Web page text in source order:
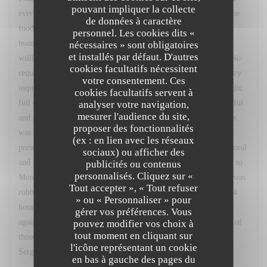
pouvant impliquer la collecte
de données à caractère
personnel. Les cookies dits «
nécessaires » sont obligatoires
et installés par défaut. D'autres
cookies facultatifs nécessitent
votre consentement. Ces
cookies facultatifs servent à
analyser votre navigation,
mesurer l'audience du site,
proposer des fonctionnalités
(ex : en lien avec les réseaux
sociaux) ou afficher des
publicités ou contenus
personnalisés. Cliquez sur «
Tout accepter », « Tout refuser
» ou « Personnaliser » pour
gérer vos préférences. Vous
pouvez modifier vos choix à
tout moment en cliquant sur
l'icône représentant un cookie
en bas à gauche des pages du
everything about the evening, from the welcome I received to the
food itself, was immaculate. As a solo diner, the front of house
team offered precisely the right blend of attentive service and
willingness to leave me to enjoy the meal. I was never rushed. No
request went unanswered but I was never bothered by unnecessary
inquiries about whether 'everything is ok?' The food was a delight:
full of wonderfully extracted flavour, careful, surprising, beautiful
and generous. The thought that went in to the sequence of dishes
was evident throughout and applied to every aspect of their
presentation: colour, texture, scale, scent. It was a magnificent meal
and I could not have enjoyed it more. The next day, on my way to
Montmartre to watch the closing stage of the Tour de France, I was
robbed of my belongings, including my passport. I then spent 24
hours attempting to get home, during which time I was robbed
again. Nonetheless, my memory of that trip to Paris will not be of
those painful inconveniences but of my wonderful dinner at Le
Sergeant Recruteur. Thank you.